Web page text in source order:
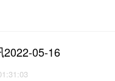
2022-05-16